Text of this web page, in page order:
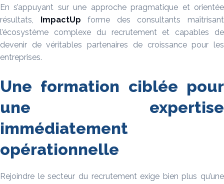
En s’appuyant sur une approche pragmatique et orientée
résultats,
ImpactUp forme des consultants maîtrisant
l’écosystème complexe du recrutement et capables de
devenir de véritables partenaires de croissance pour les
entreprises.
Une formation ciblée pour
une expertise
immédiatement
opérationnelle
Rejoindre le secteur du recrutement exige bien plus qu’une